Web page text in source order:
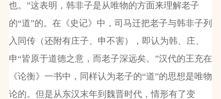
也。”这表明，韩非子是从唯物的方面来理解老子
的“道”的。在《史记》中，司马迁把老子与韩非子列
入同传（还附有庄子、申不害），即认为韩、庄、
申“皆原于道德之意，而老子深远矣。”汉代的王充在
《论衡》一书中，同样认为老子的“道”的思想是唯物
论的。但是从东汉末年到魏晋时代，情形有了变